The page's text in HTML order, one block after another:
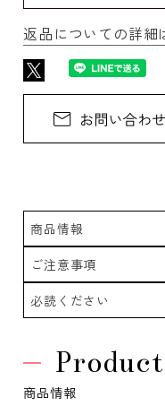
返品についての詳細
商品情報
ご注意事項
必読ください
商品情報